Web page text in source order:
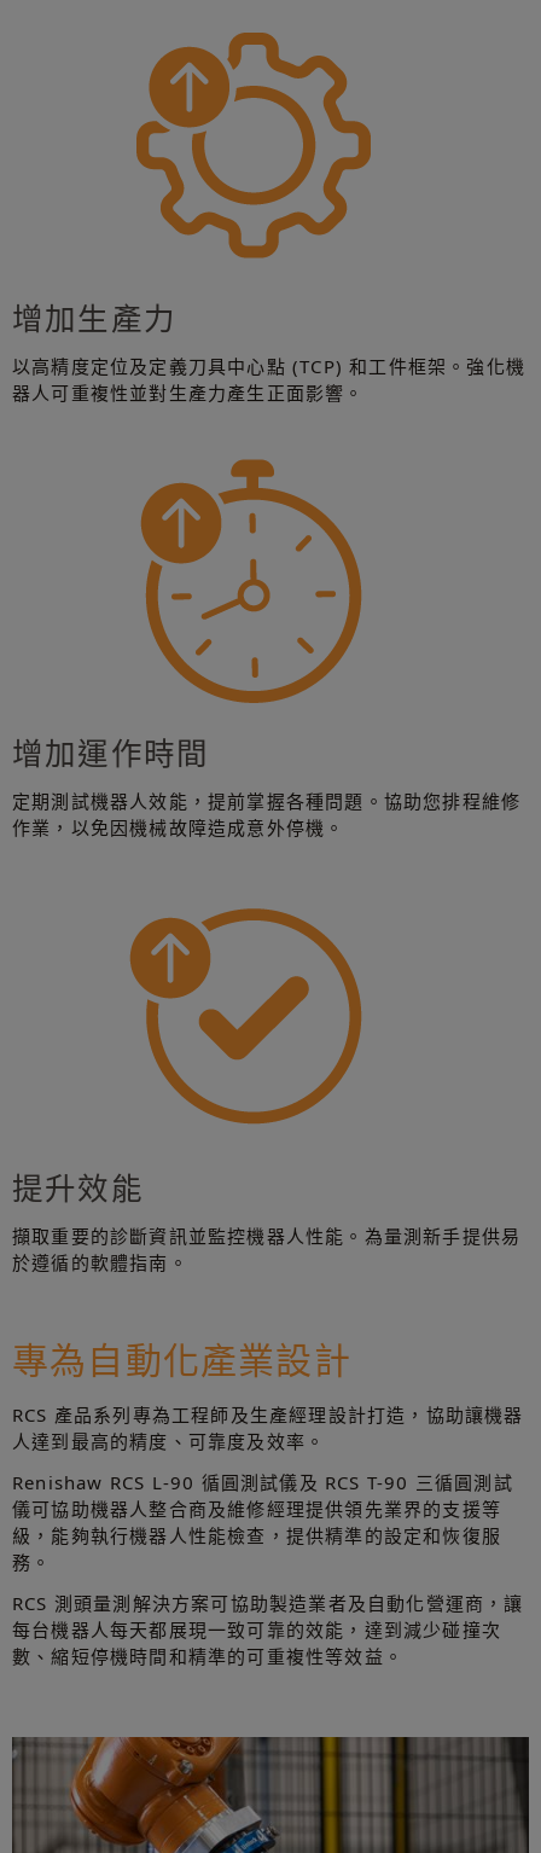
增加生產力
以高精度定位及定義刀具中心點 (TCP) 和工件框架。強化機
器人可重複性並對生產力產生正面影響。
增加運作時間
定期測試機器人效能，提前掌握各種問題。協助您排程維修
作業，以免因機械故障造成意外停機。
提升效能
擷取重要的診斷資訊並監控機器人性能。為量測新手提供易
於遵循的軟體指南。
專為自動化產業設計
RCS 產品系列專為工程師及生產經理設計打造，協助讓機器
人達到最高的精度、可靠度及效率。
Renishaw RCS L-90 循圓測試儀及 RCS T-90 三循圓測試
儀可協助機器人整合商及維修經理提供領先業界的支援等
級，能夠執行機器人性能檢查，提供精準的設定和恢復服
務。
RCS 測頭量測解決方案可協助製造業者及自動化營運商，讓
每台機器人每天都展現一致可靠的效能，達到減少碰撞次
數、縮短停機時間和精準的可重複性等效益。